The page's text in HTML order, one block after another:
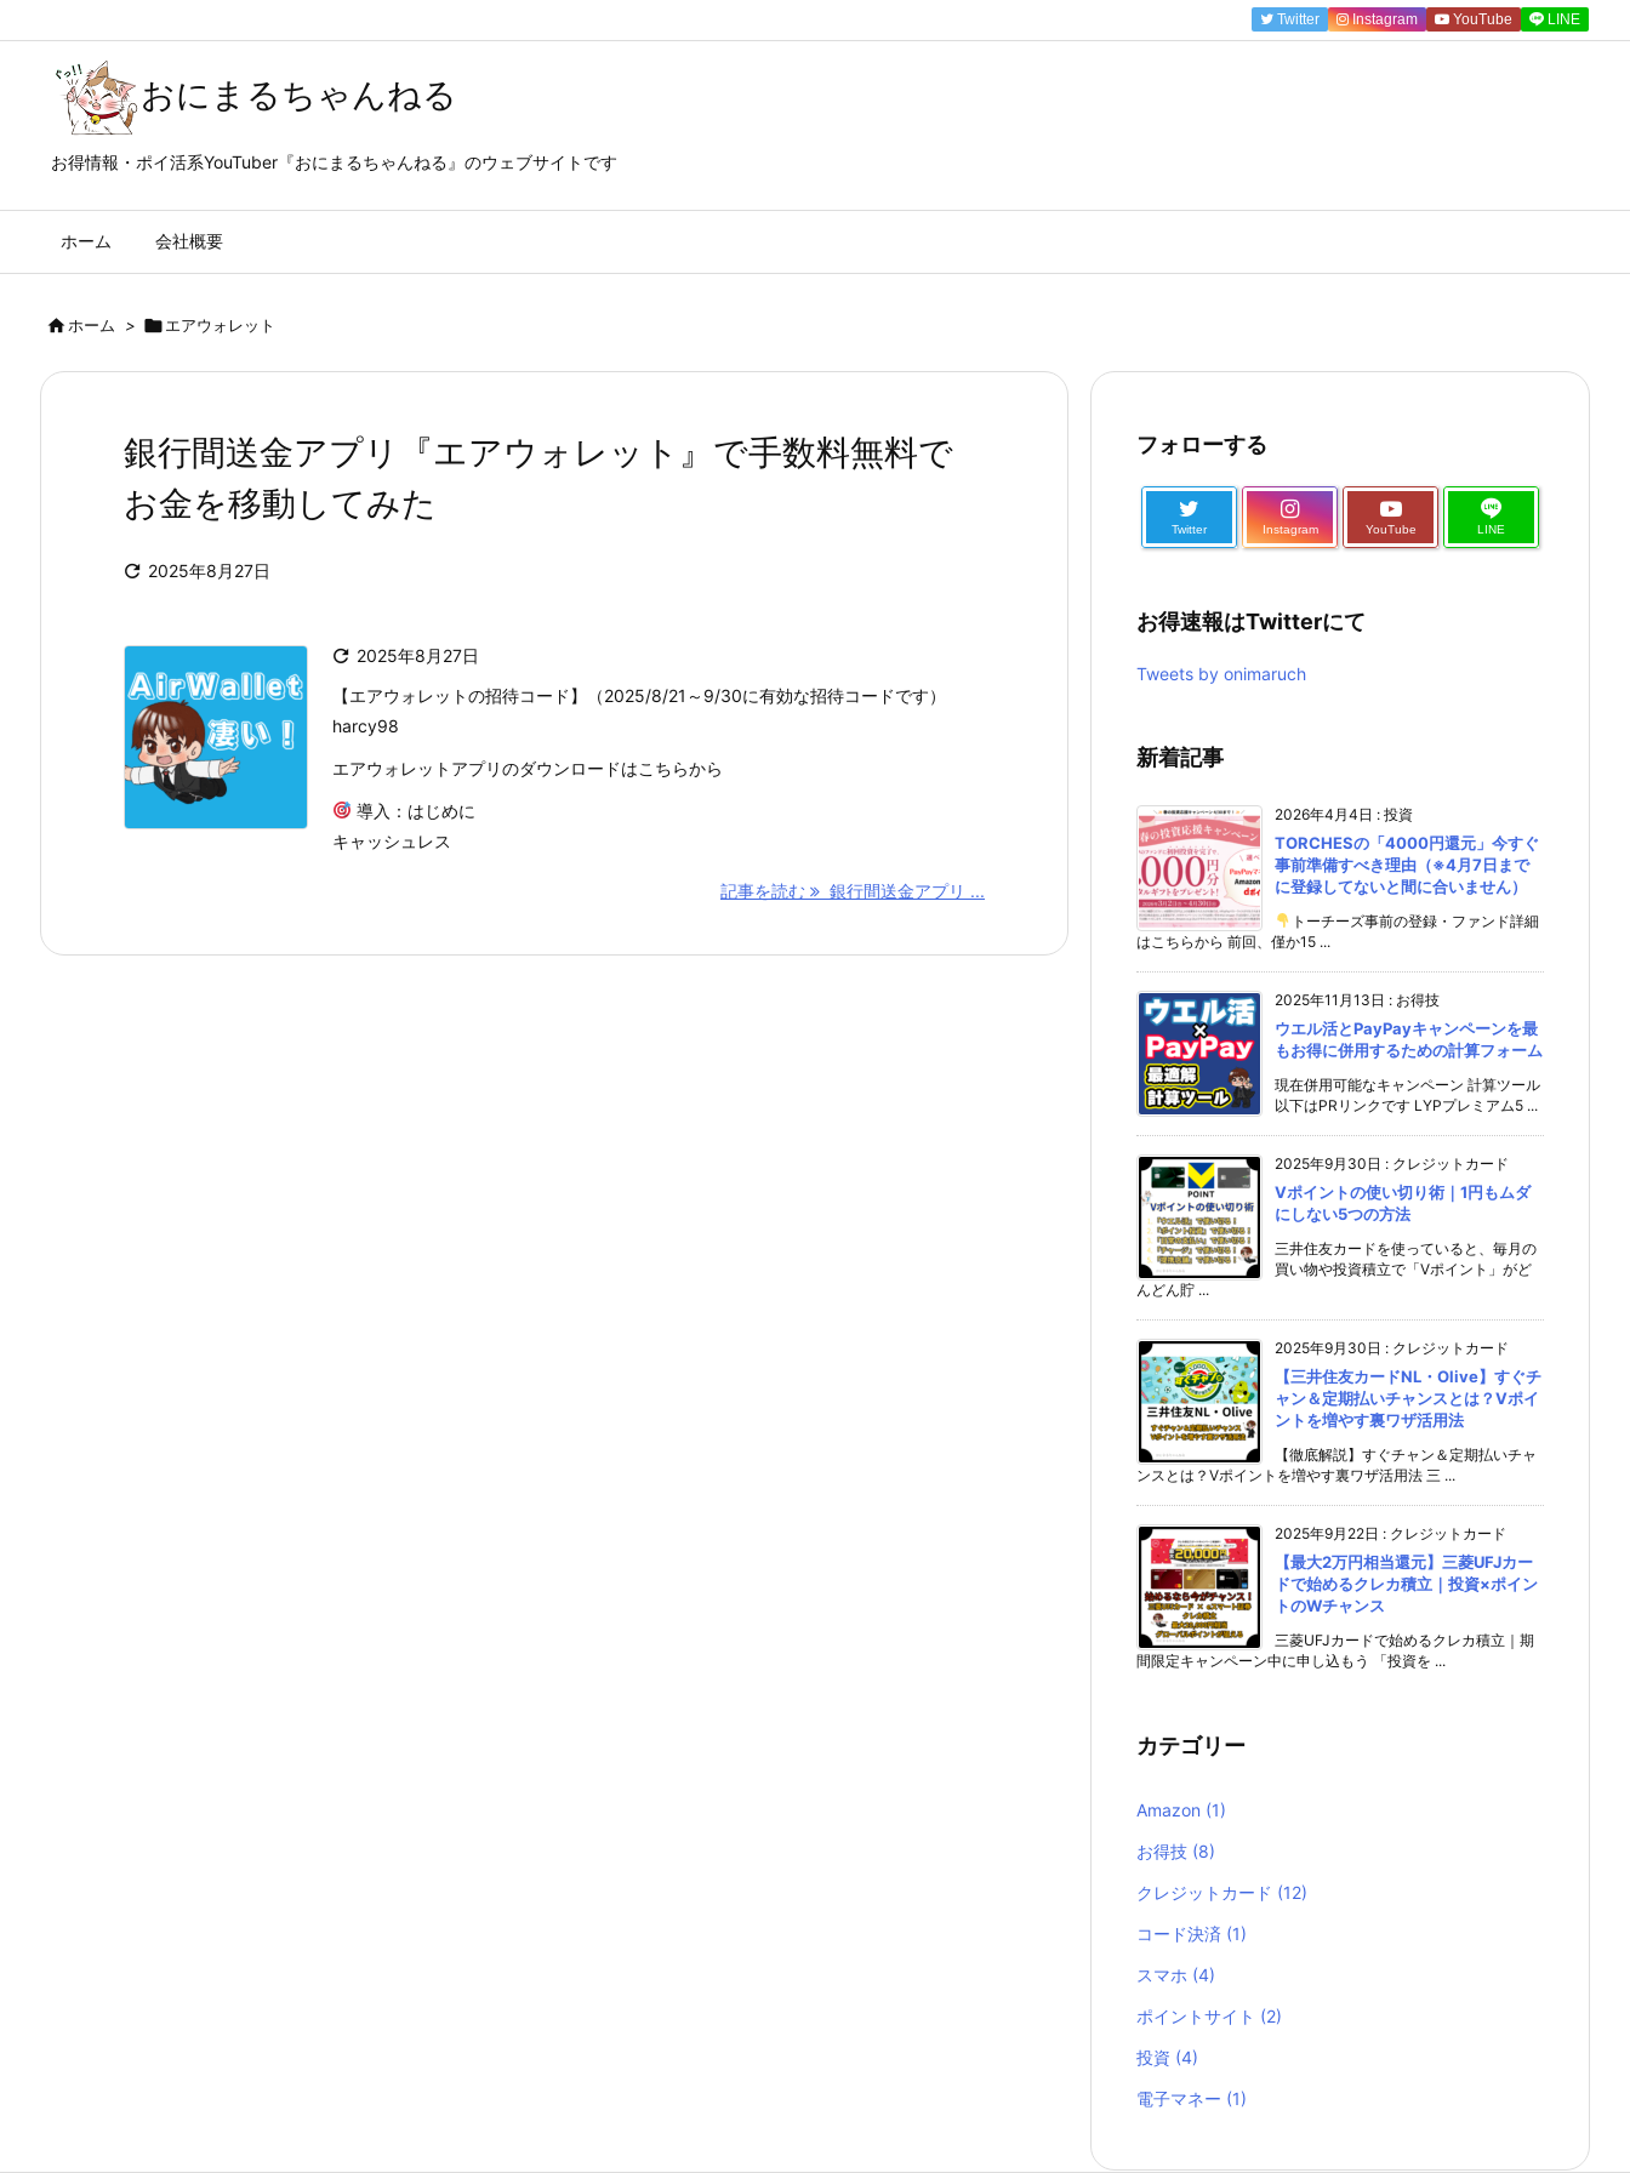
おにまるちゃんねる
お得情報・ポイ活系YouTuber『おにまるちゃんねる』のウェブサイトです
ホーム 会社概要
Twitter Instagram YouTube LINE
ホーム > エアウォレット
銀行間送金アプリ『エアウォレット』で手数料無料で
お金を移動してみた
 2025年8月27日
 2025年8月27日
【エアウォレットの招待コード】（2025/8/21～9/30に有効な招待コードです）
harcy98
エアウォレットアプリのダウンロードはこちらから
導入：はじめに
キャッシュレス
記事を読む 銀行間送金アプリ ...
フォローする
Twitter Instagram YouTube LINE
お得速報はTwitterにて
Tweets by onimaruch
新着記事
2026年4月4日 : 投資
TORCHESの「4000円還元」今すぐ
事前準備すべき理由（※4月7日まで
に登録してないと間に合いません）
トーチーズ事前の登録・ファンド詳細
はこちらから 前回、僅か15 ...
2025年11月13日 : お得技
ウエル活とPayPayキャンペーンを最
もお得に併用するための計算フォーム
現在併用可能なキャンペーン 計算ツール
以下はPRリンクです LYPプレミアム5 ...
2025年9月30日 : クレジットカード
Vポイントの使い切り術｜1円もムダ
にしない5つの方法
三井住友カードを使っていると、毎月の
買い物や投資積立で「Vポイント」がど
んどん貯 ...
2025年9月30日 : クレジットカード
【三井住友カードNL・Olive】すぐチ
ャン＆定期払いチャンスとは？Vポイ
ントを増やす裏ワザ活用法
【徹底解説】すぐチャン＆定期払いチャ
ンスとは？Vポイントを増やす裏ワザ活用法 三 ...
2025年9月22日 : クレジットカード
【最大2万円相当還元】三菱UFJカー
ドで始めるクレカ積立｜投資×ポイン
トのWチャンス
三菱UFJカードで始めるクレカ積立｜期
間限定キャンペーン中に申し込もう 「投資を ...
カテゴリー
Amazon (1)
お得技 (8)
クレジットカード (12)
コード決済 (1)
スマホ (4)
ポイントサイト (2)
投資 (4)
電子マネー (1)